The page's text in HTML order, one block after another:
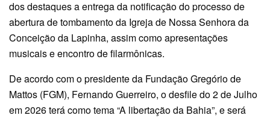
dos destaques a entrega da notificação do processo de
abertura de tombamento da Igreja de Nossa Senhora da
Conceição da Lapinha, assim como apresentações
musicais e encontro de filarmônicas.
De acordo com o presidente da Fundação Gregório de
Mattos (FGM), Fernando Guerreiro, o desfile do 2 de Julho
em 2026 terá como tema “A libertação da Bahia”, e será